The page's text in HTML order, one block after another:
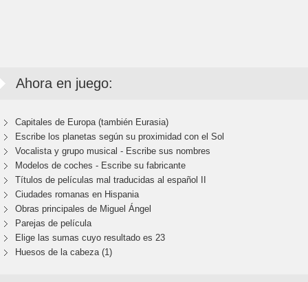
Ahora en juego:
Capitales de Europa (también Eurasia)
Escribe los planetas según su proximidad con el Sol
Vocalista y grupo musical - Escribe sus nombres
Modelos de coches - Escribe su fabricante
Títulos de películas mal traducidas al español II
Ciudades romanas en Hispania
Obras principales de Miguel Ángel
Parejas de película
Elige las sumas cuyo resultado es 23
Huesos de la cabeza (1)